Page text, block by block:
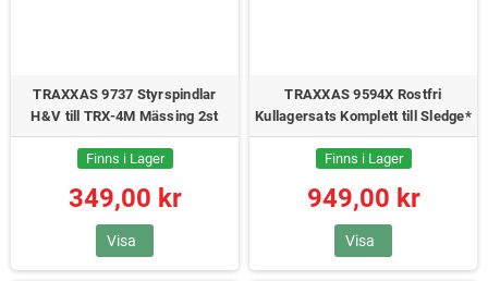
TRAXXAS 9737 Styrspindlar
H&V till TRX-4M Mässing 2st
Finns i Lager
349,00 kr
Visa
TRAXXAS 9594X Rostfri
Kullagersats Komplett till Sledge*
Finns i Lager
949,00 kr
Visa